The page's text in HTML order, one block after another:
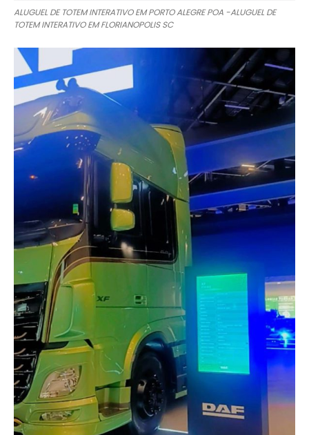
ALUGUEL DE TOTEM INTERATIVO EM PORTO ALEGRE POA -ALUGUEL DE
TOTEM INTERATIVO EM FLORIANOPOLIS SC